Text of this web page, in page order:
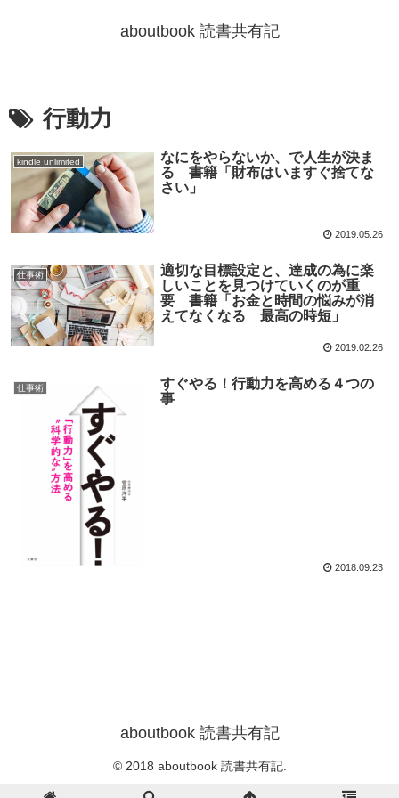
aboutbook 読書共有記
行動力
kindle unlimited
なにをやらないか、で人生が決ま
る 書籍「財布はいますぐ捨てな
さい」
2019.05.26
仕事術
適切な目標設定と、達成の為に楽
しいことを見つけていくのが重
要 書籍「お金と時間の悩みが消
えてなくなる 最高の時短」
2019.02.26
仕事術
すぐやる！行動力を高める４つの
事
2018.09.23
aboutbook 読書共有記
© 2018 aboutbook 読書共有記.